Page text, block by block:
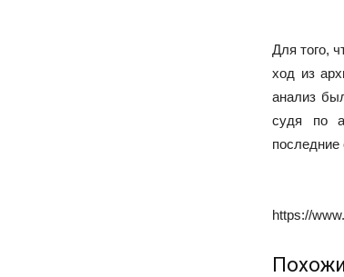
Для того,
ход из
анализ
судя по
последние
https://